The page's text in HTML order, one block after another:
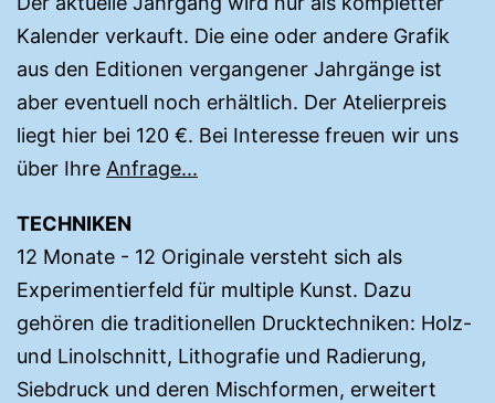
Kalender verkauft. Die eine oder andere Grafik
aus den Editionen vergangener Jahrgänge ist
aber eventuell noch erhältlich. Der Atelierpreis
liegt hier bei 120 €. Bei Interesse freuen wir uns
über Ihre Anfrage...
TECHNIKEN
12 Monate - 12 Originale versteht sich als
Experimentierfeld für multiple Kunst. Dazu
gehören die traditionellen Drucktechniken: Holz-
und Linolschnitt, Lithografie und Radierung,
Siebdruck und deren Mischformen, erweitert